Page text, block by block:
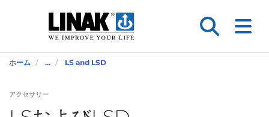
ホーム ... LS and LSD
アクセサリー